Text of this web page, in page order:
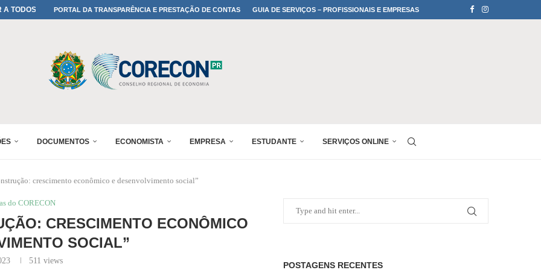
A TODOS OS PAIS!PORTAL DA TRANSPARÊNCIA E PRESTAÇÃO DE CONTAS GUIA DE SERVIÇOS – PROFISSIONAIS E EMPRESAS
DOCUMENTOS ECONOMISTA EMPRESA ESTUDANTE SERVIÇOS ONLINE
crescimento econômico e desenvolvimento social”
do CORECON
CRESCIMENTO ECONÔMICO
SOCIAL”
511 views POSTAGENS RECENTES